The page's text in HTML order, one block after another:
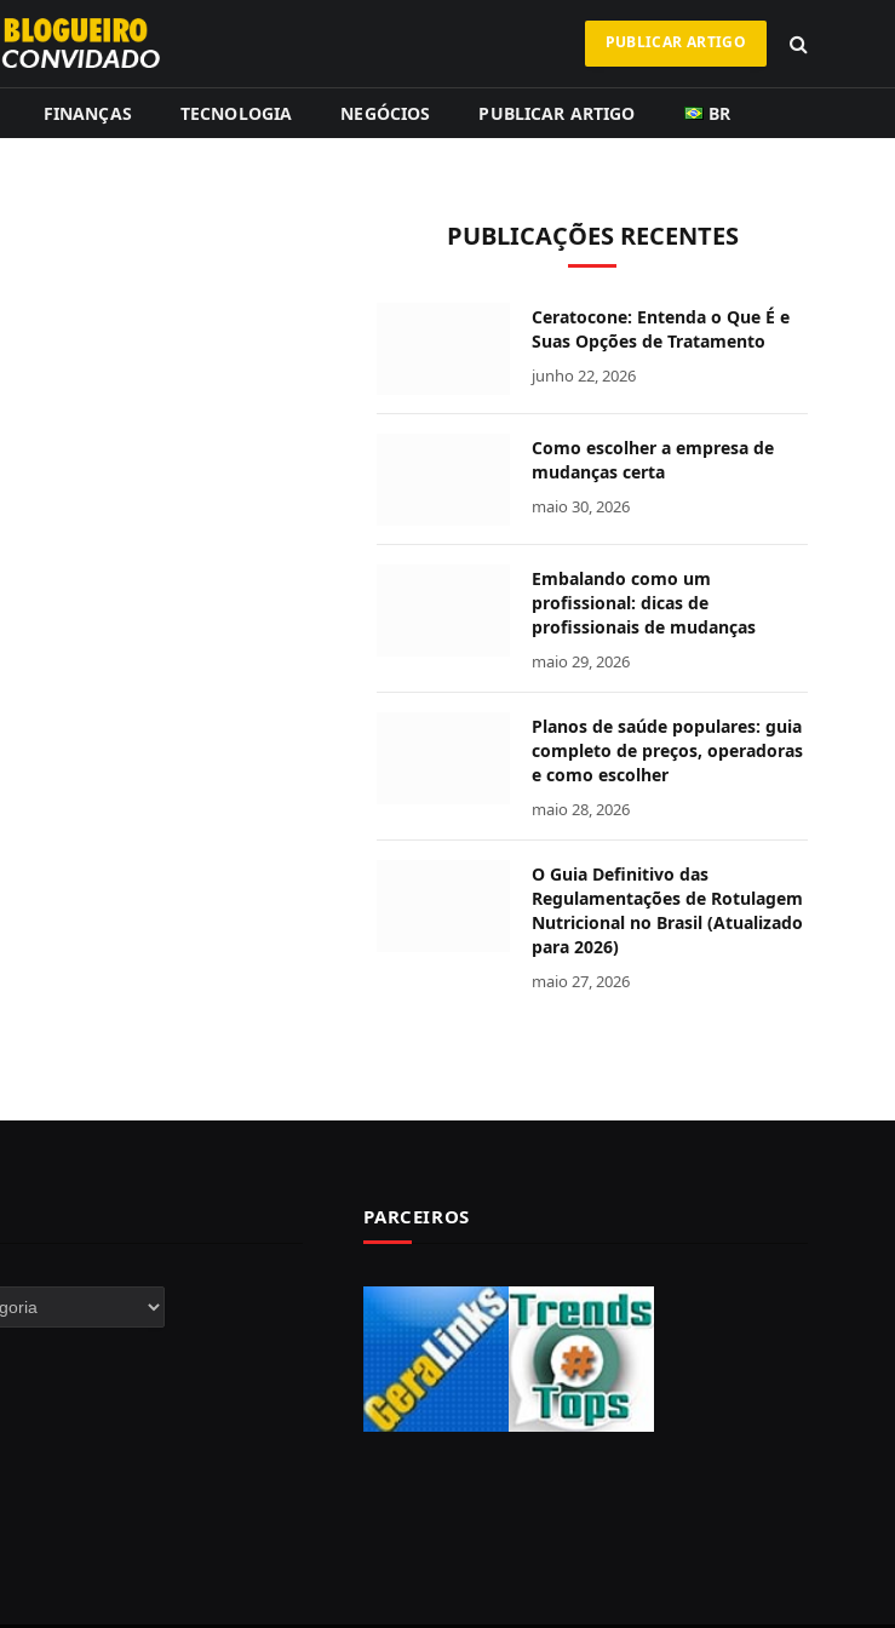
PUBLICAR ARTIGO
FINANÇAS TECNOLOGIA NEGÓCIOS PUBLICAR ARTIGO BR
PUBLICAÇÕES RECENTES
Ceratocone: Entenda o Que É e
Suas Opções de Tratamento
junho 22, 2026
Como escolher a empresa de
mudanças certa
maio 30, 2026
Embalando como um
profissional: dicas de
profissionais de mudanças
maio 29, 2026
Planos de saúde populares: guia
completo de preços, operadoras
e como escolher
maio 28, 2026
O Guia Definitivo das
Regulamentações de Rotulagem
Nutricional no Brasil (Atualizado
para 2026)
maio 27, 2026
PARCEIROS